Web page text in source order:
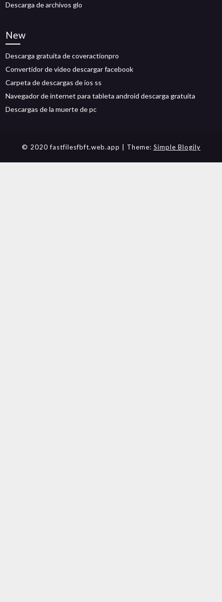
Descarga de archivos glo
New
Descarga gratuita de coveractionpro
Convertidor de video descargar facebook
Carpeta de descargas de ios ss
Navegador de internet para tableta android descarga gratuita
Descargas de la muerte de pc
© 2020 fastfilesfbft.web.app | Theme: Simple Blogily